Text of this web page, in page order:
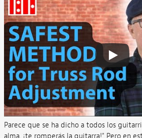
Parece que se ha dicho a todos los